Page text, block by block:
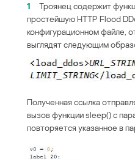
1
Троянец содержит
простейшую HTTP Flood
конфигурационном файле,
выглядят следующим
Полученная ссылка
вызов функции sleep() с
повторяется указанное в